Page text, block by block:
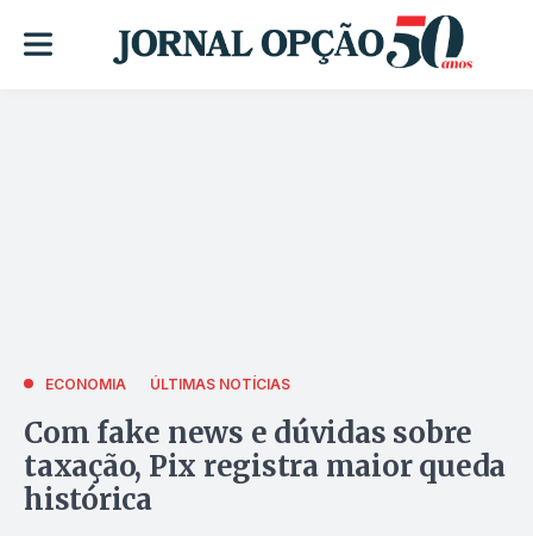
ECONOMIA ÚLTIMAS NOTÍCIAS
Com fake news e dúvidas sobre
taxação, Pix registra maior queda
histórica